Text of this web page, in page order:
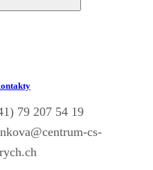
79 207 54 19
cs-